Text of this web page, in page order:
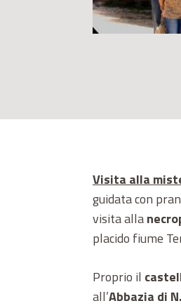
Visita alla
guidata con
visita alla
placido fiume
Proprio il
all’Abbazia di